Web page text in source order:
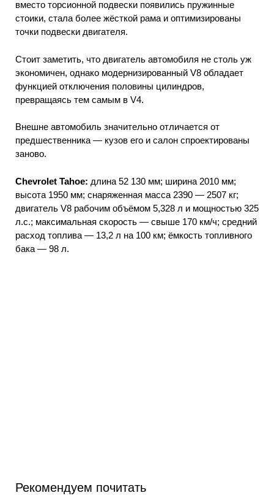
вместо торсионной подвески появились пружинные
стоики, стала более жёсткой рама и оптимизированы
точки подвески двигателя.
Стоит заметить, что двигатель автомобиля не столь уж
экономичен, однако модернизированный V8 обладает
функцией отключения половины цилиндров,
превращаясь тем самым в V4.
Внешне автомобиль значительно отличается от
предшественника — кузов его и салон спроектированы
заново.
Chevrolet Tahoe: длина 52 130 мм; ширина 2010 мм;
высота 1950 мм; снаряженная масса 2390 — 2507 кг;
двигатель V8 рабочим объёмом 5,328 л и мощностью 325
л.с.; максимальная скорость — свыше 170 км/ч; средний
расход топлива — 13,2 л на 100 км; ёмкость топливного
бака — 98 л.
Рекомендуем почитать